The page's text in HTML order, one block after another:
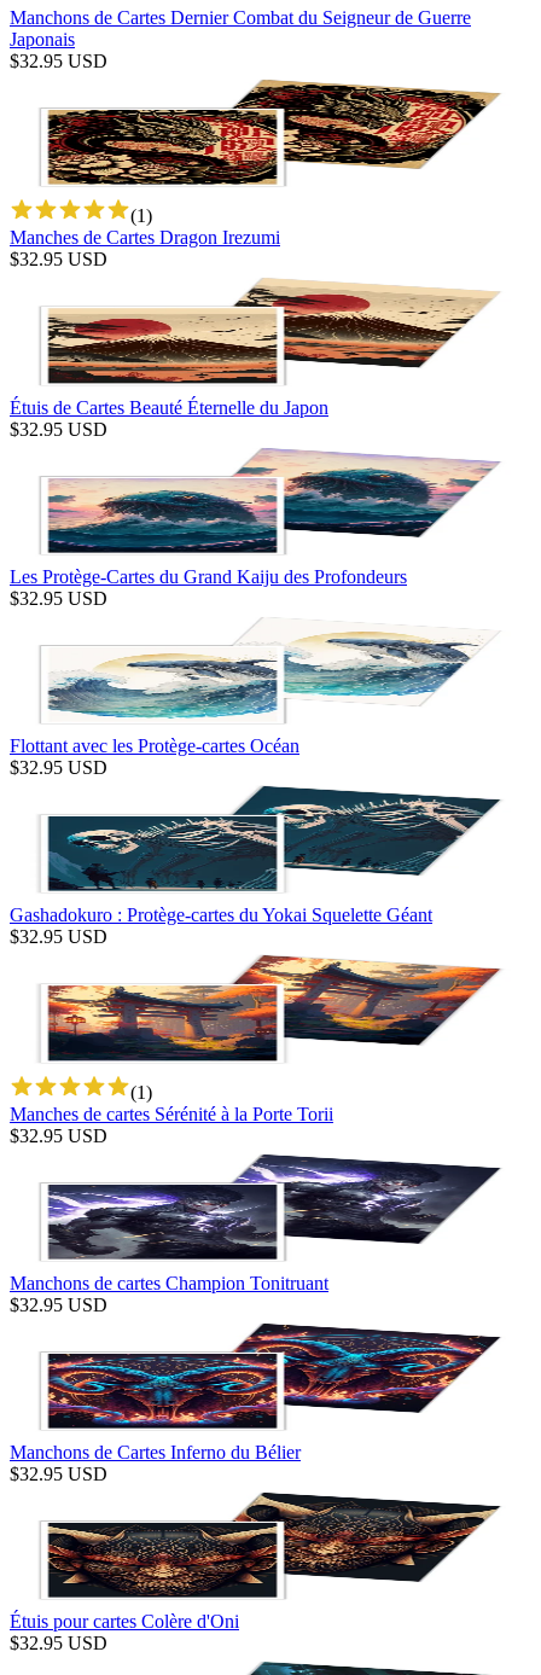
Manchons de Cartes Dernier Combat du Seigneur de Guerre
Japonais
$32.95 USD
(1)
Manches de Cartes Dragon Irezumi
$32.95 USD
Étuis de Cartes Beauté Éternelle du Japon
$32.95 USD
Les Protège-Cartes du Grand Kaiju des Profondeurs
$32.95 USD
Flottant avec les Protège-cartes Océan
$32.95 USD
Gashadokuro : Protège-cartes du Yokai Squelette Géant
$32.95 USD
(1)
Manches de cartes Sérénité à la Porte Torii
$32.95 USD
Manchons de cartes Champion Tonitruant
$32.95 USD
Manchons de Cartes Inferno du Bélier
$32.95 USD
Étuis pour cartes Colère d'Oni
$32.95 USD